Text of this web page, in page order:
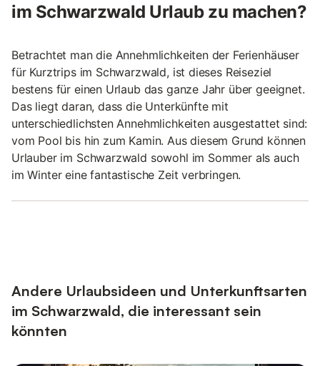
im Schwarzwald Urlaub zu machen?
Betrachtet man die Annehmlichkeiten der Ferienhäuser
für Kurztrips im Schwarzwald, ist dieses Reiseziel
bestens für einen Urlaub das ganze Jahr über geeignet.
Das liegt daran, dass die Unterkünfte mit
unterschiedlichsten Annehmlichkeiten ausgestattet sind:
vom Pool bis hin zum Kamin. Aus diesem Grund können
Urlauber im Schwarzwald sowohl im Sommer als auch
im Winter eine fantastische Zeit verbringen.
Andere Urlaubsideen und Unterkunftsarten
im Schwarzwald, die interessant sein
könnten